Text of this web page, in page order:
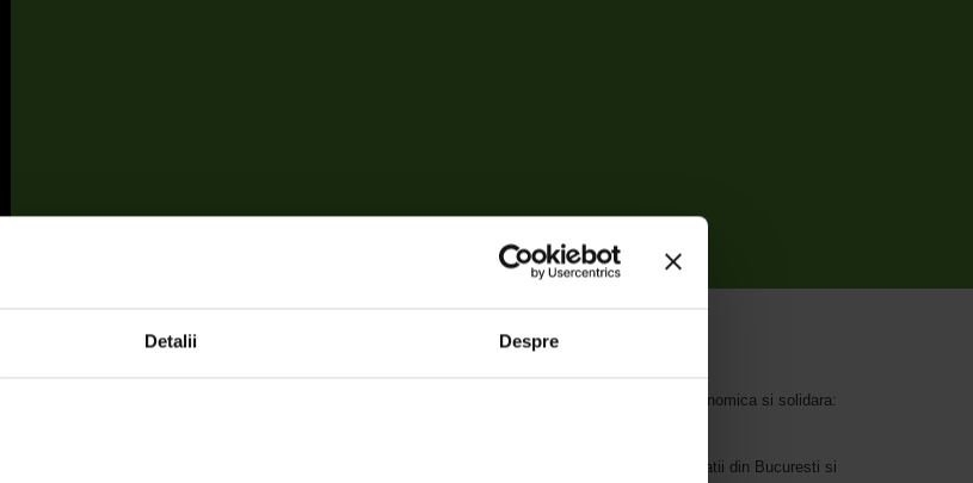
Detalii Despre
socioprofesionala a persoanelor in dificultate printr-un atelier care le propune o activitate economica si solidara:
curatarea unui spatiu alocat cat si prin colectarea de deseuri electrice si electrocasnice in doua locatii din Bucuresti si